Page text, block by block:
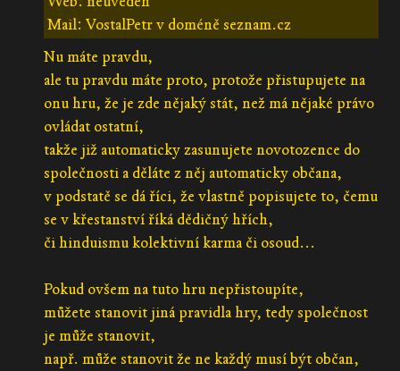
Mail: VostalPetr v doméně seznam.cz
Nu máte pravdu,
ale tu pravdu máte proto, protože přistupujete na
onu hru, že je zde nějaký stát, než má nějaké právo
ovládat ostatní,
takže již automaticky zasunujete novotozence do
společnosti a děláte z něj automaticky občana,
v podstatě se dá říci, že vlastně popisujete to, čemu
se v křestanství říká dědičný hřích,
či hinduismu kolektivní karma či osoud...
Pokud ovšem na tuto hru nepřistoupíte,
můžete stanovit jiná pravidla hry, tedy společnost
je může stanovit,
např. může stanovit že ne každý musí být občan,